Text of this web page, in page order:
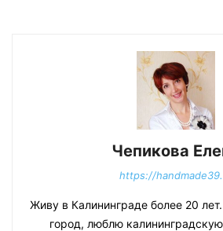
Чепикова
https://
Живу в Калининграде более 20
город, люблю